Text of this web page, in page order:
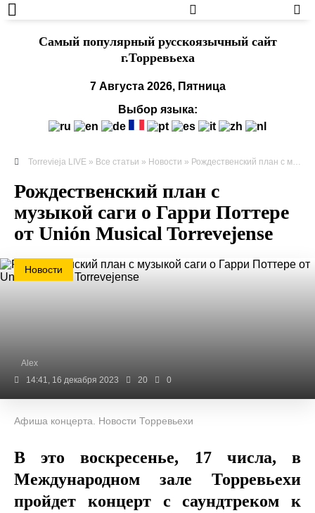
Cамый популярный русскоязычный сайт
г.Торревьеха
7 Августа 2026, Пятница
Выбор языка:
Torrevieja LIVE » Все статьи » Новости » Рождественский план с музыкой саги о Гарри Поттере от Unión Musical Torrevejense
Рождественский план с
музыкой саги о Гарри Поттере
от Unión Musical Torrevejense
Новости
Alex
14:41, 16 декабря 2023
20 0
Афиша концерта. Новости Торревьехи
В это воскресенье, 17 числа, в
Международном зале Торревьехи
пройдет концерт с саундтреком к